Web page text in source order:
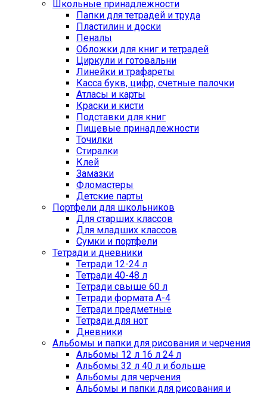
Школьные принадлежности
Папки для тетрадей и труда
Пластилин и доски
Пеналы
Обложки для книг и тетрадей
Циркули и готовальни
Линейки и трафареты
Касса букв, цифр, счетные палочки
Атласы и карты
Краски и кисти
Подставки для книг
Пищевые принадлежности
Точилки
Стиралки
Клей
Замазки
Фломастеры
Детские парты
Портфели для школьников
Для старших классов
Для младших классов
Сумки и портфели
Тетради и дневники
Тетради 12-24 л
Тетради 40-48 л
Тетради свыше 60 л
Тетради формата А-4
Тетради предметные
Тетради для нот
Дневники
Альбомы и папки для рисования и черчения
Альбомы 12 л 16 л 24 л
Альбомы 32 л 40 л и больше
Альбомы для черчения
Альбомы и папки для рисования и